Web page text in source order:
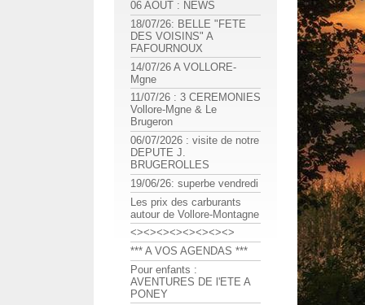
06 AOUT : NEWS
18/07/26: BELLE "FETE
DES VOISINS" A
FAFOURNOUX
14/07/26 A VOLLORE-
Mgne
11/07/26 : 3 CEREMONIES
Vollore-Mgne & Le
Brugeron
06/07/2026 : visite de notre
DEPUTE J.
BRUGEROLLES
19/06/26: superbe vendredi
Les prix des carburants
autour de Vollore-Montagne
<><><><><><><><>
*** A VOS AGENDAS ***
Pour enfants :
AVENTURES DE l'ETE A
PONEY